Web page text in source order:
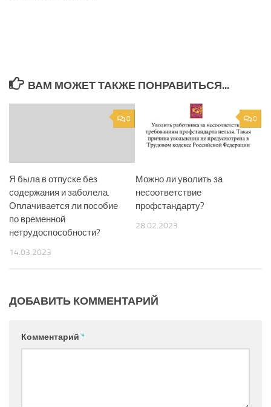
ВАМ МОЖЕТ ТАКЖЕ ПОНРАВИТЬСЯ...
0
Я была в отпуске без
содержания и заболела.
Оплачивается ли пособие
по временной
нетрудоспособности?
14.03.2023
0
Можно ли уволить за
несоответствие
профстандарту?
28.02.2023
ДОБАВИТЬ КОММЕНТАРИЙ
Комментарий *